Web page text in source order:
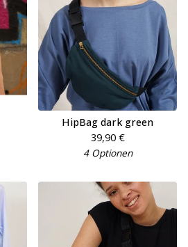
HipBag dark green
39,90 €
4 Optionen